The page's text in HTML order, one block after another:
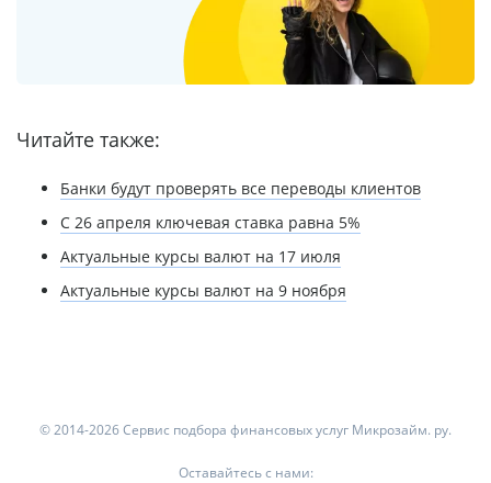
Читайте также:
Банки будут проверять все переводы клиентов
С 26 апреля ключевая ставка равна 5%
Актуальные курсы валют на 17 июля
Актуальные курсы валют на 9 ноября
© 2014-2026 Сервис подбора финансовых услуг Микрозайм. ру.
Оставайтесь с нами: